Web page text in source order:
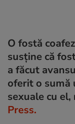
O fostă
susține că
a făcut
oferit o sumă
sexuale cu
Press.